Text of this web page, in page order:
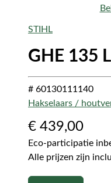
STIHL
GHE 135 L
# 60130111140
Hakselaars /
€ 439,00
Eco-participatie
Alle prijzen zijn